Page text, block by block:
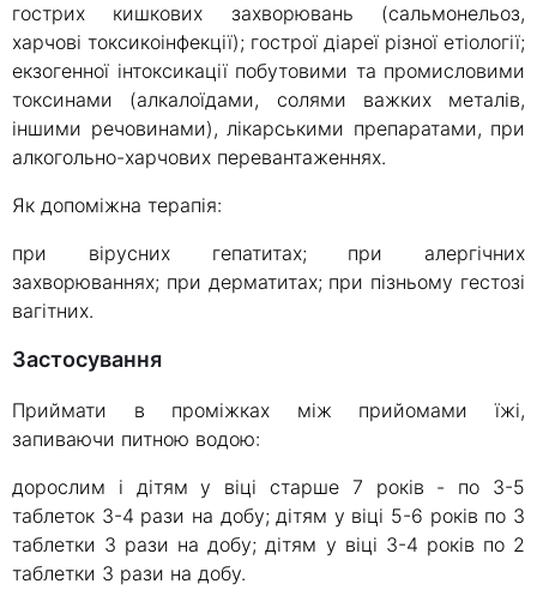
гострих кишкових захворювань (сальмонельоз,
харчові токсикоінфекції); гострої діареї різної етіології;
екзогенної інтоксикації побутовими та промисловими
токсинами (алкалоїдами, солями важких металів,
іншими речовинами), лікарськими препаратами, при
алкогольно-харчових перевантаженнях.
Як допоміжна терапія:
при вірусних гепатитах; при алергічних
захворюваннях; при дерматитах; при пізньому гестозі
вагітних.
Застосування
Приймати в проміжках між прийомами їжі,
запиваючи питною водою:
дорослим і дітям у віці старше 7 років - по 3-5
таблеток 3-4 рази на добу; дітям у віці 5-6 років по 3
таблетки 3 рази на добу; дітям у віці 3-4 років по 2
таблетки 3 рази на добу.